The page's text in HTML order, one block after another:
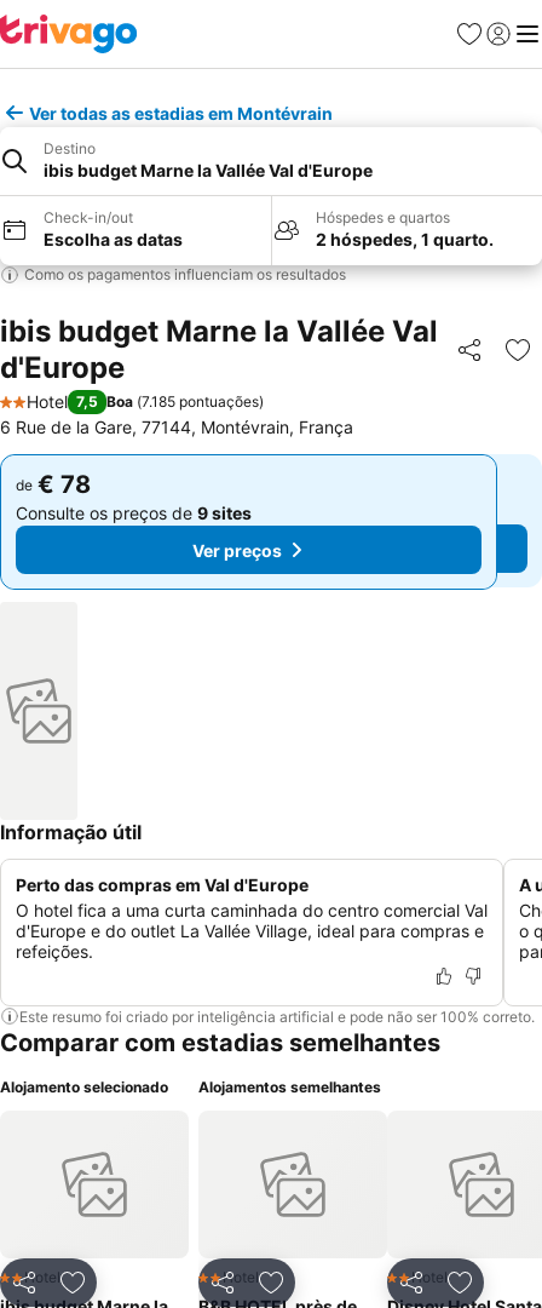
Favoritos
Iniciar
Ver todas as estadias em Montévrain
Destino
ibis budget Marne la Vallée Val d'Europe
Check-in/out
Escolha as datas
Hóspedes e quartos
2 hóspedes, 1 quarto.
Como os pagamentos influenciam os resultados
ibis budget Marne la Vallée Val
d'Europe
Partilhar
2 Estrelas
Hotel 7,5 Boa (7.185 pontuações)
6 Rue de la Gare, 77144, Montévrain, França
de € 78
Consulte os preços de 9 sites
Ver preços
de € 78
Consulte os preços de 9 sites
Ver preços
Informação útil
Perto das compras em Val d'Europe
O hotel fica a uma curta caminhada do centro comercial Val
d'Europe e do outlet La Vallée Village, ideal para compras e
refeições.
A
o
Este resumo foi criado por inteligência artificial e pode não ser 100% correto.
Comparar com estadias semelhantes
Alojamento selecionado
PartilharAdicionar aos favoritos
2 Estrelas
Hotel
Alojamentos semelhantes
PartilharAdicionar aos favoritos
2 Estrelas
Hotel
Partilhar
2 Estrelas
Hotel